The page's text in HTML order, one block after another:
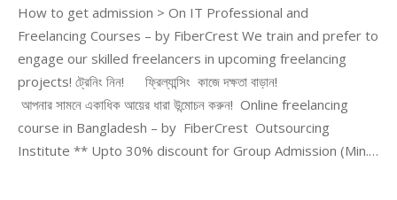
How to get admission > On IT Professional and
Freelancing Courses – by FiberCrest We train and prefer to
engage our skilled freelancers in upcoming freelancing
projects! ট্রেনিং নিন! ফ্রিল্যান্সিং কাজে দক্ষতা বাড়ান!
আপনার সামনে একাধিক আয়ের ধারা উন্মোচন করুন! Online freelancing
course in Bangladesh – by FiberCrest Outsourcing
Institute ** Upto 30% discount for Group Admission (Min.…